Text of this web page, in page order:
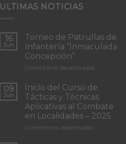
ULTIMAS NOTICIAS
16
Jun
Torneo de Patrullas de
Infantería “Inmaculada
Concepción”
Comentarios desactivadosen
de
de
Infantería
“Inmaculada
09
Jun
Inicio del Curso de
Tácticas y Técnicas
Aplicativas al Combate
en Localidades – 2025
Comentarios desactivadosen